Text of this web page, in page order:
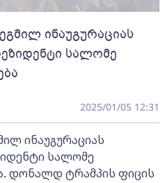
ინაუგურაციას
სალომე
2025/01/05 12:31
ინაუგურაციას
სალომე
დონალდ ტრამპის ფიცის